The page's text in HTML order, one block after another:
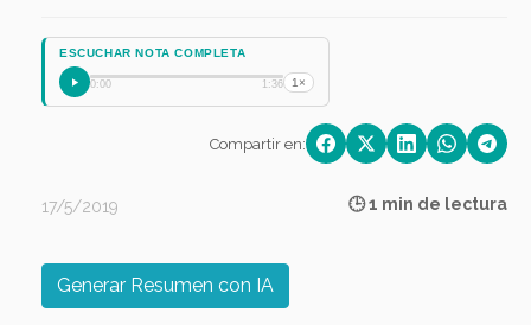
ESCUCHAR NOTA COMPLETA
0:00 1:36 1×
Compartir en:
17/5/2019 🕒 1 min de lectura
Generar Resumen con IA